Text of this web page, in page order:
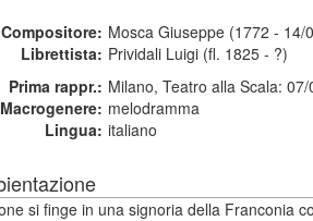
Compositore: Mosca Giuseppe (1772 - 14/
Librettista: Prividali Luigi (fl. 1825 - ?)
Prima rappr.: Milano, Teatro alla Scala:
Macrogenere: melodramma
Lingua: italiano
si finge in una signoria della Franconia